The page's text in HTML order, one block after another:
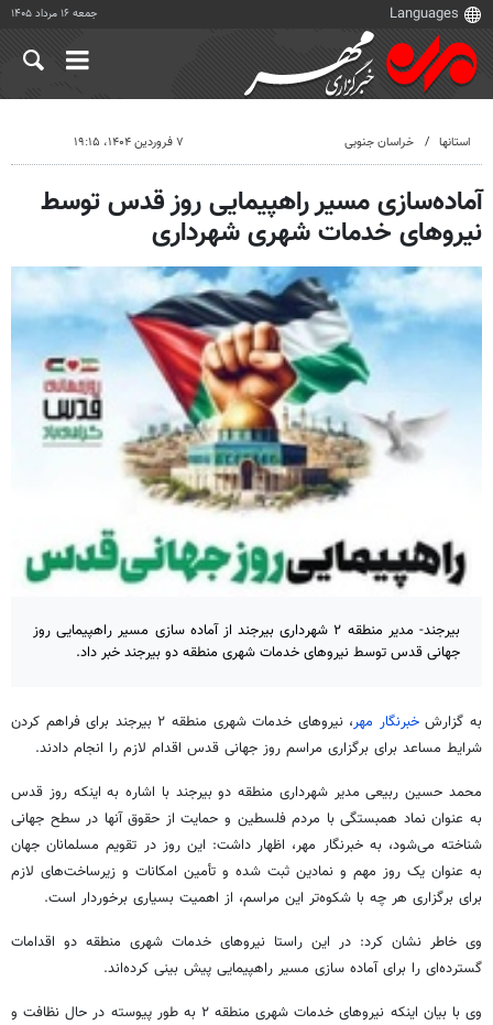
جمعه ۱۶ مرداد ۱۴۰۵
استانها خراسان جنوبی ۷ فروردین ۱۴۰۴، ۱۹:۱۵
آماده‌سازی مسیر راهپیمایی روز قدس توسط
نیروهای خدمات شهری شهرداری
بیرجند- مدیر منطقه ۲ شهرداری بیرجند از آماده سازی مسیر راهپیمایی روز
جهانی قدس توسط نیروهای خدمات شهری منطقه دو بیرجند خبر داد.
به گزارشخبرنگار مهر
، نیروهای خدمات شهری منطقه ۲ بیرجند برای فراهم کردن
شرایط مساعد برای برگزاری مراسم روز جهانی قدس اقدام لازم را انجام دادند.
محمد حسین ربیعی مدیر شهرداری منطقه دو بیرجند با اشاره به اینکه روز قدس
به عنوان نماد همبستگی با مردم فلسطین و حمایت از حقوق آنها در سطح جهانی
شناخته می‌شود، به خبرنگار مهر، اظهار داشت: این روز در تقویم مسلمانان جهان
به عنوان یک روز مهم و نمادین ثبت شده و تأمین امکانات و زیرساخت‌های لازم
برای برگزاری هر چه با شکوه‌تر این مراسم، از اهمیت بسیاری برخوردار است.
وی خاطر نشان کرد: در این راستا نیروهای خدمات شهری منطقه دو اقدامات
گسترده‌ای را برای آماده سازی مسیر راهپیمایی پیش بینی کرده‌اند.
وی با بیان اینکه نیروهای خدمات شهری منطقه ۲ به طور پیوسته در حال نظافت و